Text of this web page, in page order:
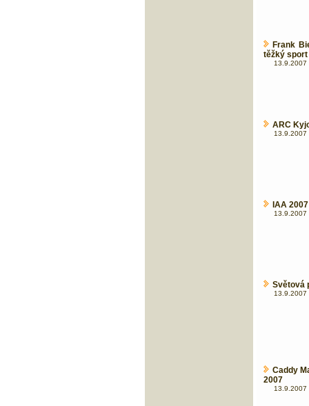
Frank
těžký sport
13.9.2007
ARC
13.9.2007
IAA
13.9.2007
Světová
13.9.2007
Caddy
2007
13.9.2007